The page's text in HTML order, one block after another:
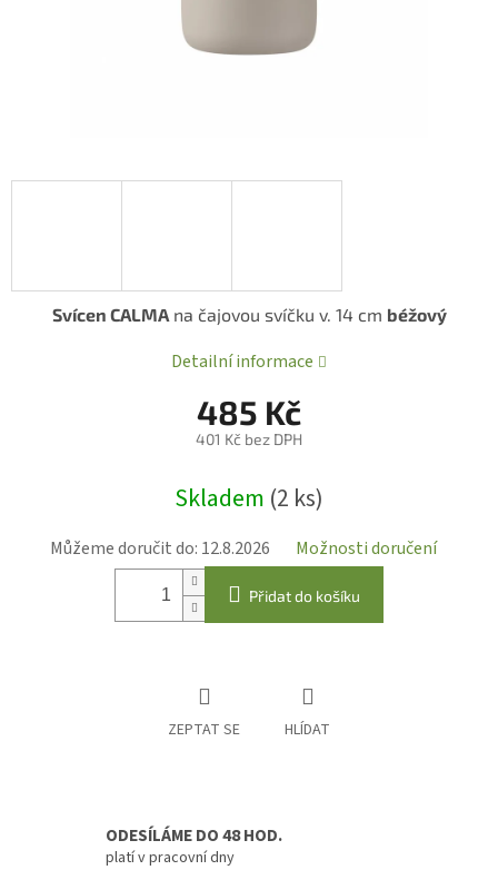
485 Kč
401 Kč bez DPH
cena:
Skladem (2 ks)
Můžeme doručit do: 12.8.2026 Možnosti doručení
Přidat do košíku
Svícen CALMAna čajovou svíčku v. 14 cm béžový
Detailní informace
ZEPTAT SE HLÍDAT
ODESÍLÁME DO 48 HOD.
platí v pracovní dny